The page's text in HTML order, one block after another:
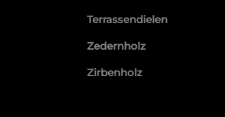
Terrassendielen
Zedernholz
Zirbenholz